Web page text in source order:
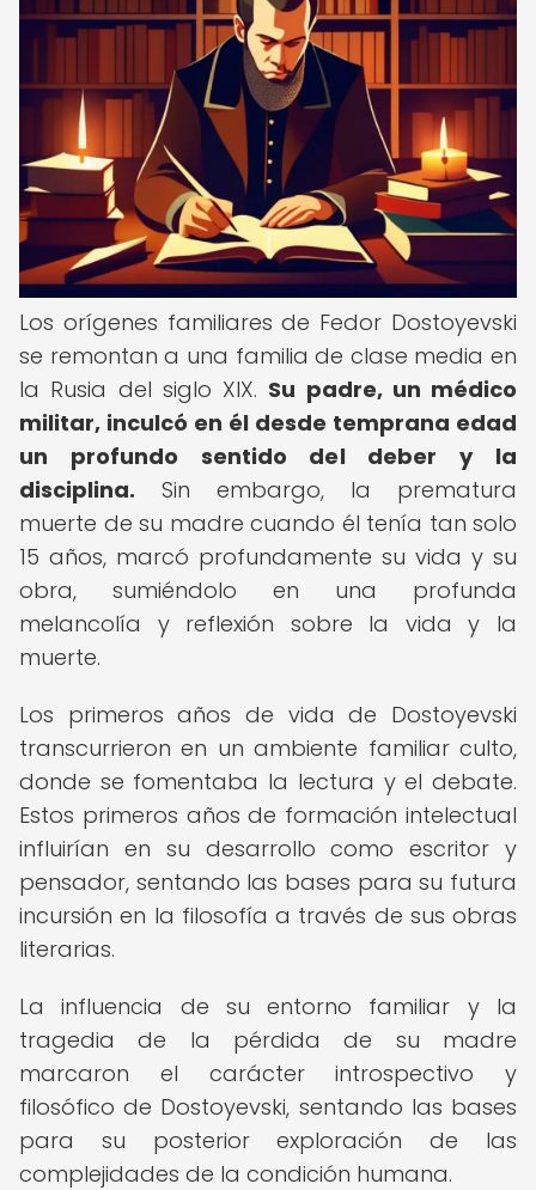
Los orígenes familiares de Fedor Dostoyevski
se remontan a una familia de clase media en
la Rusia del siglo XIX. Su padre, un médico
militar, inculcó en él desde temprana edad
un profundo sentido del deber y la
disciplina. Sin embargo, la prematura
muerte de su madre cuando él tenía tan solo
15 años, marcó profundamente su vida y su
obra, sumiéndolo en una profunda
melancolía y reflexión sobre la vida y la
muerte.
Los primeros años de vida de Dostoyevski
transcurrieron en un ambiente familiar culto,
donde se fomentaba la lectura y el debate.
Estos primeros años de formación intelectual
influirían en su desarrollo como escritor y
pensador, sentando las bases para su futura
incursión en la filosofía a través de sus obras
literarias.
La influencia de su entorno familiar y la
tragedia de la pérdida de su madre
marcaron el carácter introspectivo y
filosófico de Dostoyevski, sentando las bases
para su posterior exploración de las
complejidades de la condición humana.